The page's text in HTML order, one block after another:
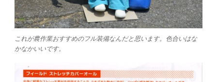
これが農作業おすすめのフル装備なんだと思います。色合いはな
かなかいいです。